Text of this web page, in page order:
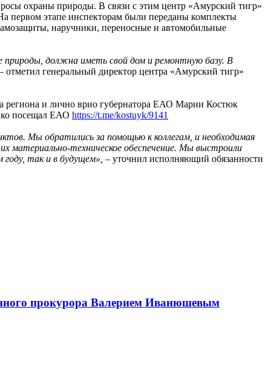
охраны природы. В связи с этим центр «Амурский тигр»
первом этапе инспекторам были переданы комплекты
наручники, переносные и автомобильные
должна иметь свой дом и ремонтную базу. В
отметил генеральный директор центра «Амурский тигр»
региона и лично врио губернатора ЕАО Марии Костюк
посещал ЕАО https://t.me/kostuyk/9141
Мы обратились за помощью к коллегам, и необходимая
материально-техническое обеспечение. Мы выстроили
так и в будущем», – уточнил исполняющий обязанности
прокурора Валерием Иванюшевым